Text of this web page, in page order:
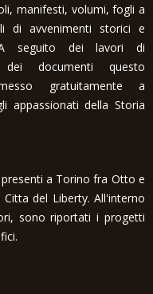
manifesti, volumi, fogli a
di avvenimenti storici e
seguito dei lavori di
dei documenti questo
gratuitamente a
appassionati della Storia
a Torino fra Otto e
del Liberty. All'interno
sono riportati i progetti